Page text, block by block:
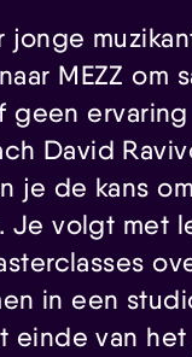
MEZZ om
geen
David
je de kans
Je volgt met
in een
van